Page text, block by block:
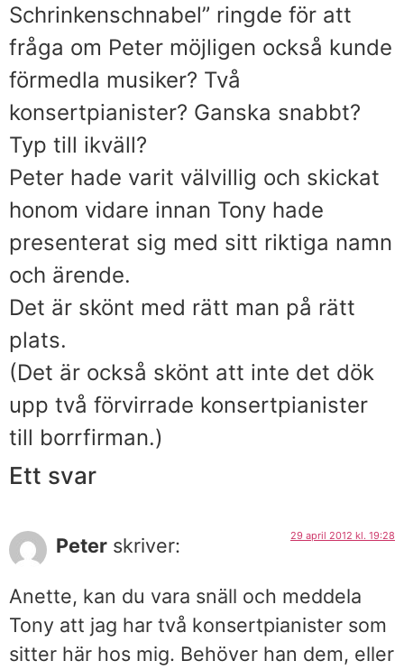
Schrinkenschnabel” ringde för att
fråga om Peter möjligen också kunde
förmedla musiker? Två
konsertpianister? Ganska snabbt?
Typ till ikväll?
Peter hade varit välvillig och skickat
honom vidare innan Tony hade
presenterat sig med sitt riktiga namn
och ärende.
Det är skönt med rätt man på rätt
plats.
(Det är också skönt att inte det dök
upp två förvirrade konsertpianister
till borrfirman.)
Ett svar
Peter skriver: 29 april 2012 kl. 19:28
Anette, kan du vara snäll och meddela
Tony att jag har två konsertpianister som
sitter här hos mig. Behöver han dem, eller